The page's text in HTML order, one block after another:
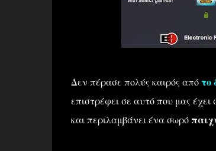
Δεν πέρασε πολύς καιρός από το
επιστρέφει σε αυτό που μας
και περιλαμβάνει ένα σωρό